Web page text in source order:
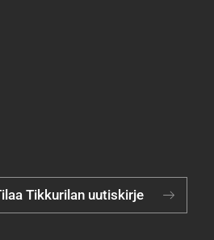
Tikkurilan uutiskirje